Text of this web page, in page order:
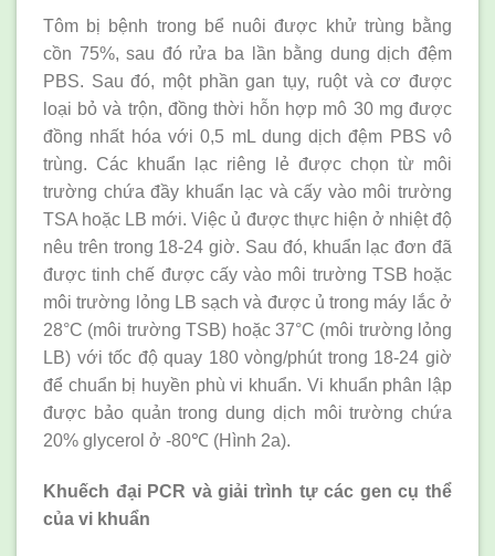
Tôm bị bệnh trong bể nuôi được khử trùng bằng
cồn 75%, sau đó rửa ba lần bằng dung dịch đệm
PBS. Sau đó, một phần gan tụy, ruột và cơ được
loại bỏ và trộn, đồng thời hỗn hợp mô 30 mg được
đồng nhất hóa với 0,5 mL dung dịch đệm PBS vô
trùng. Các khuẩn lạc riêng lẻ được chọn từ môi
trường chứa đầy khuẩn lạc và cấy vào môi trường
TSA hoặc LB mới. Việc ủ được thực hiện ở nhiệt độ
nêu trên trong 18-24 giờ. Sau đó, khuẩn lạc đơn đã
được tinh chế được cấy vào môi trường TSB hoặc
môi trường lỏng LB sạch và được ủ trong máy lắc ở
28°C (môi trường TSB) hoặc 37°C (môi trường lỏng
LB) với tốc độ quay 180 vòng/phút trong 18-24 giờ
để chuẩn bị huyền phù vi khuẩn. Vi khuẩn phân lập
được bảo quản trong dung dịch môi trường chứa
20% glycerol ở -80℃ (Hình 2a).
Khuếch đại PCR và giải trình tự các gen cụ thể
của vi khuẩn